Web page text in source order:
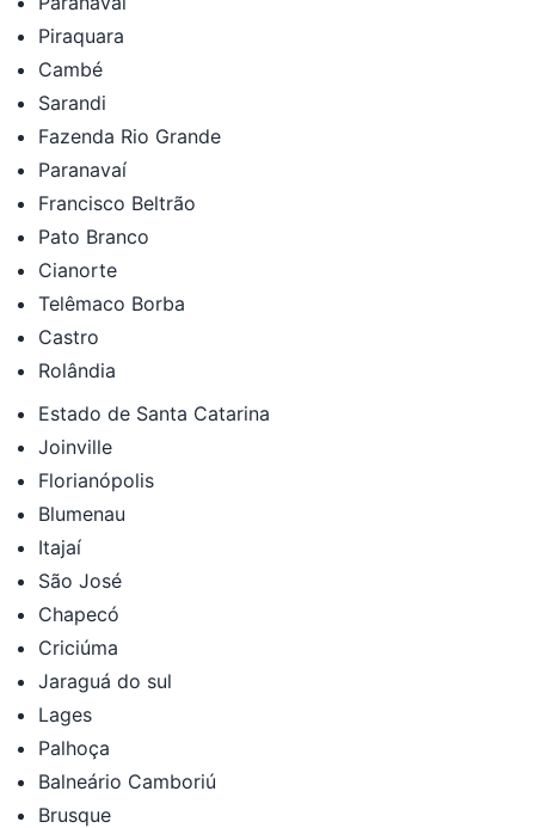
Piraquara
Cambé
Sarandi
Fazenda Rio Grande
Paranavaí
Francisco Beltrão
Pato Branco
Cianorte
Telêmaco Borba
Castro
Rolândia
Estado de Santa Catarina
Joinville
Florianópolis
Blumenau
Itajaí
São José
Chapecó
Criciúma
Jaraguá do sul
Lages
Palhoça
Balneário Camboriú
Brusque